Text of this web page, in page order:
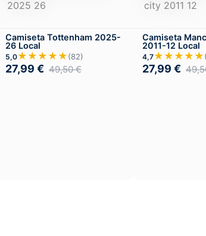
Camiseta Tottenham 2025-
26 Local
5,0★★★★★(82)
27,99 € 49,50€
Camiseta
2011-12 Local
4,7★★★★★
27,99 €